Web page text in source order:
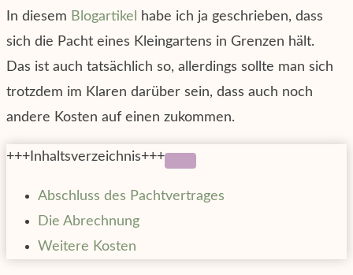
In diesem Blogartikel
habe ich ja geschrieben, dass
sich die Pacht eines Kleingartens in Grenzen hält.
Das ist auch tatsächlich so, allerdings sollte man sich
trotzdem im Klaren darüber sein, dass auch noch
andere Kosten auf einen zukommen.
+++Inhaltsverzeichnis+++
Abschluss des Pachtvertrages
Die Abrechnung
Weitere Kosten